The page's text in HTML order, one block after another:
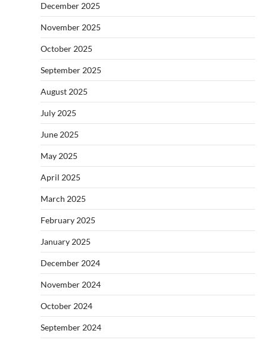
December 2025
November 2025
October 2025
September 2025
August 2025
July 2025
June 2025
May 2025
April 2025
March 2025
February 2025
January 2025
December 2024
November 2024
October 2024
September 2024